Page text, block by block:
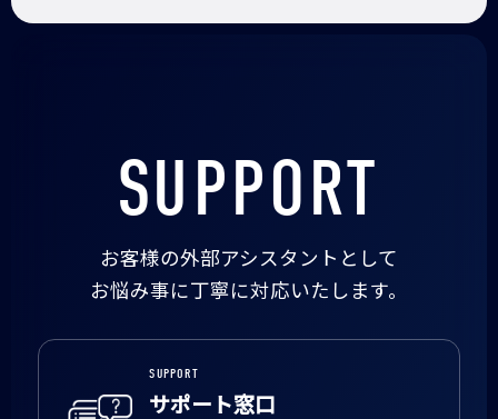
SUPPORT
お客様の外部アシスタントとして
お悩み事に丁寧に対応いたします。
SUPPORT
サポート窓口